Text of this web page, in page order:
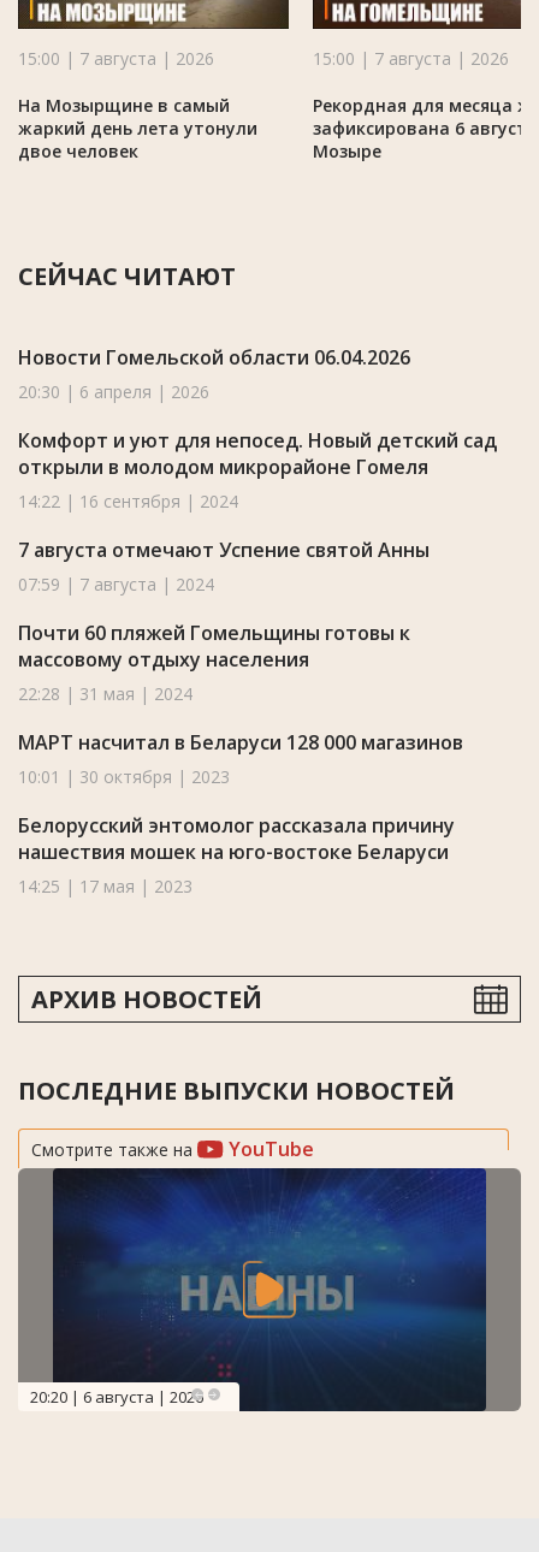
15:00 | 7 августа | 2026
На Мозырщине в самый
жаркий день лета утонули
двое человек
15:00 | 7 августа | 2026
Рекордная для месяца
зафиксирована 6
Мозыре
СЕЙЧАС ЧИТАЮТ
Новости Гомельской области 06.04.2026
20:30 | 6 апреля | 2026
Комфорт и уют для непосед. Новый детский сад
открыли в молодом микрорайоне Гомеля
14:22 | 16 сентября | 2024
7 августа отмечают Успение святой Анны
07:59 | 7 августа | 2024
Почти 60 пляжей Гомельщины готовы к
массовому отдыху населения
22:28 | 31 мая | 2024
МАРТ насчитал в Беларуси 128 000 магазинов
10:01 | 30 октября | 2023
Белорусский энтомолог рассказала причину
нашествия мошек на юго-востоке Беларуси
14:25 | 17 мая | 2023
АРХИВ НОВОСТЕЙ
ПОСЛЕДНИЕ ВЫПУСКИ НОВОСТЕЙ
Смотрите также на YouTube
20:20 | 6 августа | 2026